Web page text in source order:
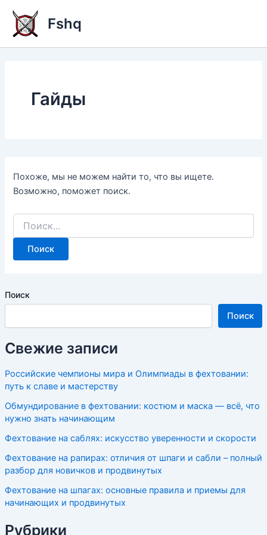
содержимому
Fshq
Поиск
Поиск
Свежие записи
Российские чемпионы мира и Олимпиады в фехтовании:
путь к славе и мастерству
Обмундирование в фехтовании: костюм и маска — всё, что
нужно знать начинающим
Фехтование на саблях: искусство уверенности и скорости
Фехтование на рапирах: отличия от шпаги и сабли – полный
разбор для новичков и продвинутых
Фехтование на шпагах: основные правила и приемы для
начинающих и продвинутых
Рубрики
Гайды
Похоже, мы не можем найти то, что вы ищете.
Возможно, поможет поиск.
Поиск: